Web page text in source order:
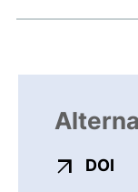
DOI